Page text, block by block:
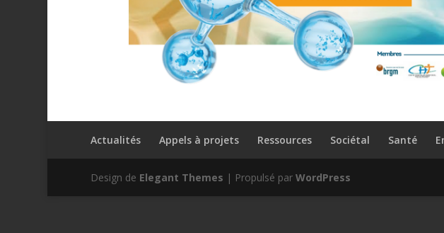
Actualités Appels à projets Ressources Sociétal Santé
Design de Elegant Themes | Propulsé par WordPress